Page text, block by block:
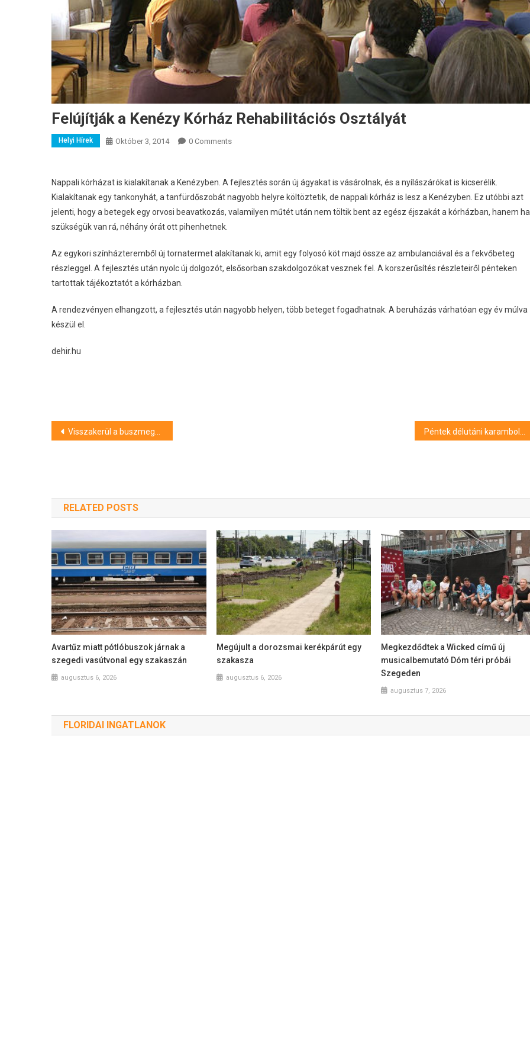
Felújítják a Kenézy Kórház Rehabilitációs Osztályát
Helyi Hírek Október 3, 2014 0 Comments
Nappali kórházat is kialakítanak a Kenézyben. A fejlesztés során új ágyakat is vásárolnak, és a nyílászárókat is kicserélik.
Kialakítanak egy tankonyhát, a tanfürdőszobát nagyobb helyre költöztetik, de nappali kórház is lesz a Kenézyben. Ez utóbbi azt
jelenti, hogy a betegek egy orvosi beavatkozás, valamilyen műtét után nem töltik bent az egész éjszakát a kórházban, hanem ha
szükségük van rá, néhány órát ott pihenhetnek.
Az egykori színházteremből új tornatermet alakítanak ki, amit egy folyosó köt majd össze az ambulanciával és a fekvőbeteg
részleggel. A fejlesztés után nyolc új dolgozót, elsősorban szakdolgozókat vesznek fel. A korszerűsítés részleteiről pénteken
tartottak tájékoztatót a kórházban.
A rendezvényen elhangzott, a fejlesztés után nagyobb helyen, több beteget fogadhatnak. A beruházás várhatóan egy év múlva
készül el.
dehir.hu
Bejegyzés
Visszakerül a buszmegálló a Csonkatemplom elé
RELATED POSTS
Avartűz miatt pótlóbuszok járnak a
szegedi vasútvonal egy szakaszán
augusztus 6, 2026
Megújult a dorozsmai kerékpárút egy
szakasza
augusztus 6, 2026
Megkezdődtek a Wicked című új
musicalbemutató Dóm téri próbái
Szegeden
augusztus 7, 2026
FLORIDAI INGATLANOK